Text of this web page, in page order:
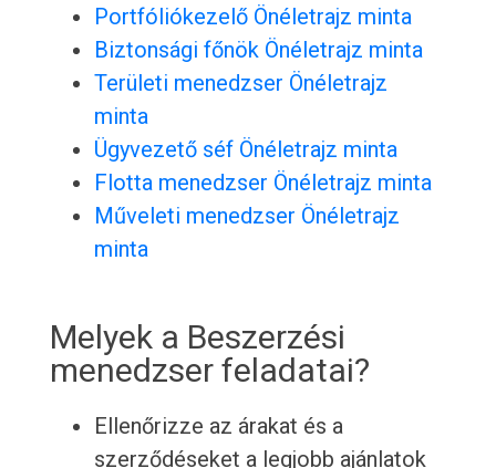
Portfóliókezelő Önéletrajz minta
Biztonsági főnök Önéletrajz minta
Területi menedzser Önéletrajz
minta
Ügyvezető séf Önéletrajz minta
Flotta menedzser Önéletrajz minta
Műveleti menedzser Önéletrajz
minta
Melyek a Beszerzési
menedzser feladatai?
Ellenőrizze az árakat és a
szerződéseket a legjobb ajánlatok